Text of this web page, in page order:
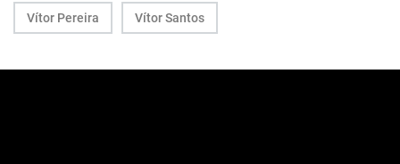
Vítor Pereira Vítor Santos